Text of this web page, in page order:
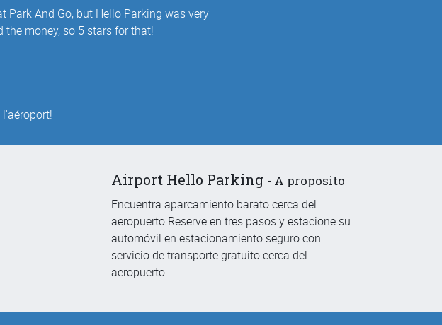
Park And Go, but Hello Parking was very
the money, so 5 stars for that!
Airport Hello Parking - A proposito
Encuentra aparcamiento barato cerca del
aeropuerto.Reserve en tres pasos y estacione su
automóvil en estacionamiento seguro con
servicio de transporte gratuito cerca del
aeropuerto.